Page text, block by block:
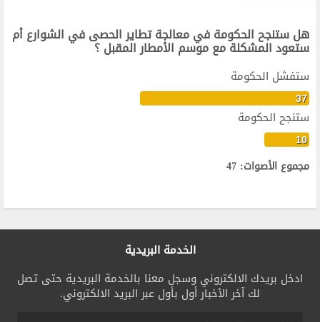
هل ستنجح الحكومة في معالجة تطاير الحصى في الشوارع أم
ستعود المشكلة مع موسم الأمطار المقبل ؟
ستفشل الحكومة
37
ستنجح الحكومة
10
مجموع الأصوات: 47
الخدمة البريدية
ادخل بريدك الالكتروني وسجل معنا بالخدمة البريدية حتى تصل
لك آخر الأخبار أول بأول عبر البريد الالكتروني.